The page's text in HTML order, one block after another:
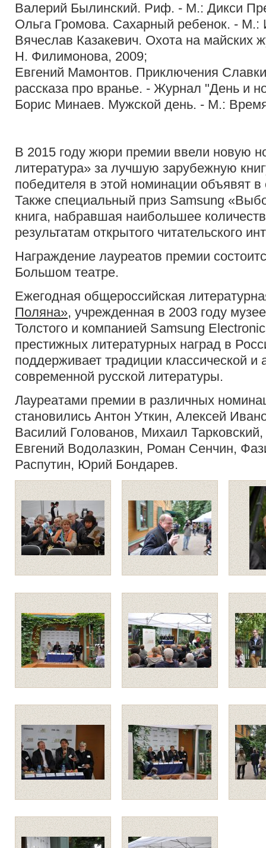
Валерий Былинский. Риф. - М.: Дикси
Ольга Громова. Сахарный ребенок. -
Вячеслав Казакевич. Охота на майских
Н. Филимонова, 2009;
Евгений Мамонтов. Приключения
рассказа про вранье. - Журнал "День и
Борис Минаев. Мужской день. - М.:
В 2015 году жюри премии ввели новую
литература» за лучшую зарубежную
победителя в этой номинации объявят в
Также специальный приз Samsung
книга, набравшая наибольшее
результатам открытого читательского
Награждение лауреатов премии
Большом театре.
Ежегодная общероссийская
Поляна», учрежденная в 2003 году
Толстого и компанией Samsung
престижных литературных наград в
поддерживает традиции классической и
современной русской литературы.
Лауреатами премии в различных
становились Антон Уткин, Алексей
Василий Голованов, Михаил
Евгений Водолазкин, Роман Сенчин,
Распутин, Юрий Бондарев.